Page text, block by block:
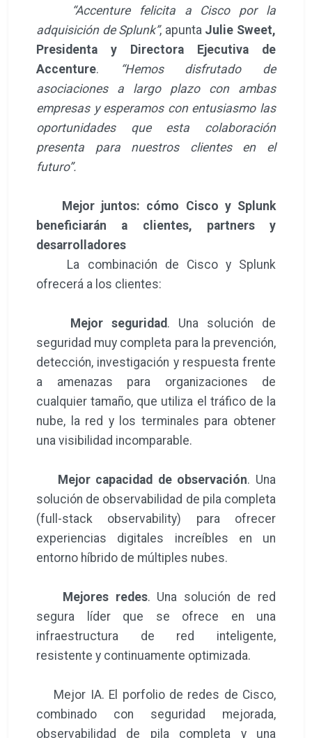
“Accenture felicita a Cisco por la
adquisición de Splunk”, apunta Julie Sweet,
Presidenta y Directora Ejecutiva de
Accenture. “Hemos disfrutado de
asociaciones a largo plazo con ambas
empresas y esperamos con entusiasmo las
oportunidades que esta colaboración
presenta para nuestros clientes en el
futuro”.
Mejor juntos: cómo Cisco y Splunk
beneficiarán a clientes, partners y
desarrolladores
La combinación de Cisco y Splunk
ofrecerá a los clientes:
Mejor seguridad . Una solución de
seguridad muy completa para la prevención,
detección, investigación y respuesta frente
a amenazas para organizaciones de
cualquier tamaño, que utiliza el tráfico de la
nube, la red y los terminales para obtener
una visibilidad incomparable.
Mejor capacidad de observación. Una
solución de observabilidad de pila completa
(full-stack observability) para ofrecer
experiencias digitales increíbles en un
entorno híbrido de múltiples nubes.
Mejores redes. Una solución de red
segura líder que se ofrece en una
infraestructura de red inteligente,
resistente y continuamente optimizada.
Mejor IA. El porfolio de redes de Cisco,
combinado con seguridad mejorada,
observabilidad de pila completa y una